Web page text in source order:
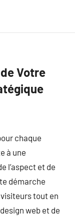
Votre
chaque
à une
l’aspect et de
démarche
tout en
web et de